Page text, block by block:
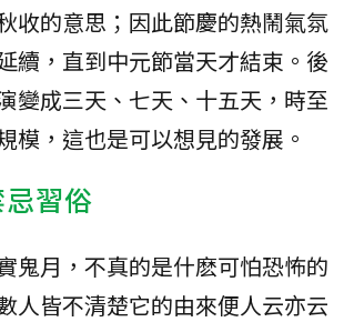
收的意思；因此節慶的熱鬧氣氛
續，直到中元節當天才結束。後
變成三天、七天、十五天，時至
模，這也是可以想見的發展。
習俗
鬼月，不真的是什麽可怕恐怖的
人皆不清楚它的由來便人云亦云